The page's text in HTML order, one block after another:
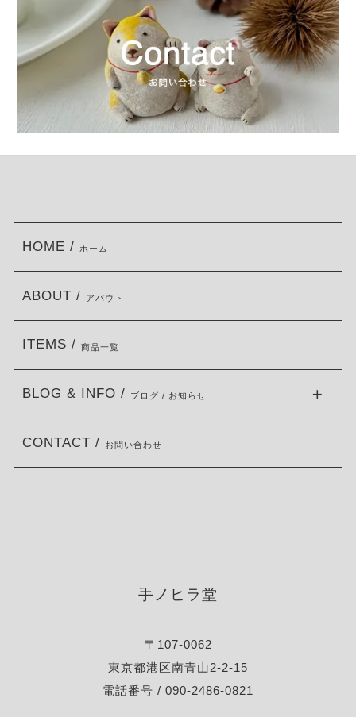
手ノヒラ堂
〒107-0062
東京都港区南青山2-2-15
電話番号 / 090-2486-0821
HOME / ホーム
ABOUT / アバウト
ITEMS / 商品一覧
BLOG & INFO / ブログ / お知らせ
CONTACT / お問い合わせ